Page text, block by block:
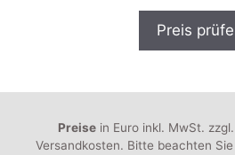
0
o
Preis
Preisein Euro inkl. MwSt.
Versandkosten. Bitte beachten